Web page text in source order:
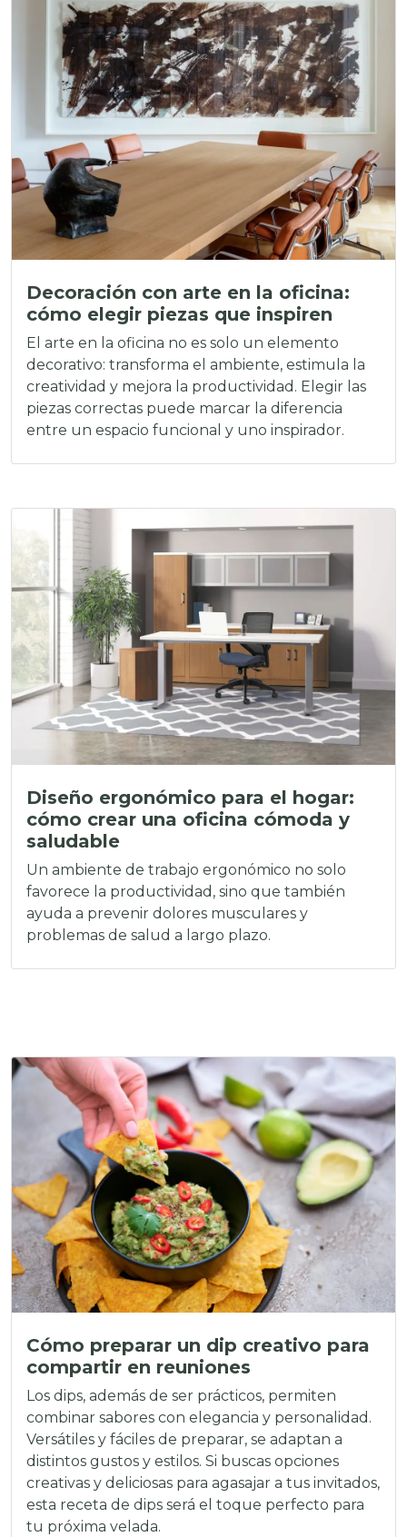
Decoración con arte en la oficina:
cómo elegir piezas que inspiren
El arte en la oficina no es solo un elemento
decorativo: transforma el ambiente, estimula la
creatividad y mejora la productividad. Elegir las
piezas correctas puede marcar la diferencia
entre un espacio funcional y uno inspirador.
Diseño ergonómico para el hogar:
cómo crear una oficina cómoda y
saludable
Un ambiente de trabajo ergonómico no solo
favorece la productividad, sino que también
ayuda a prevenir dolores musculares y
problemas de salud a largo plazo.
Cómo preparar un dip creativo para
compartir en reuniones
Los dips, además de ser prácticos, permiten
combinar sabores con elegancia y personalidad.
Versátiles y fáciles de preparar, se adaptan a
distintos gustos y estilos. Si buscas opciones
creativas y deliciosas para agasajar a tus invitados,
esta receta de dips será el toque perfecto para
tu próxima velada.